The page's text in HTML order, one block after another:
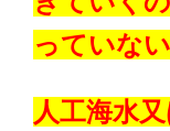
っていな
人工海水